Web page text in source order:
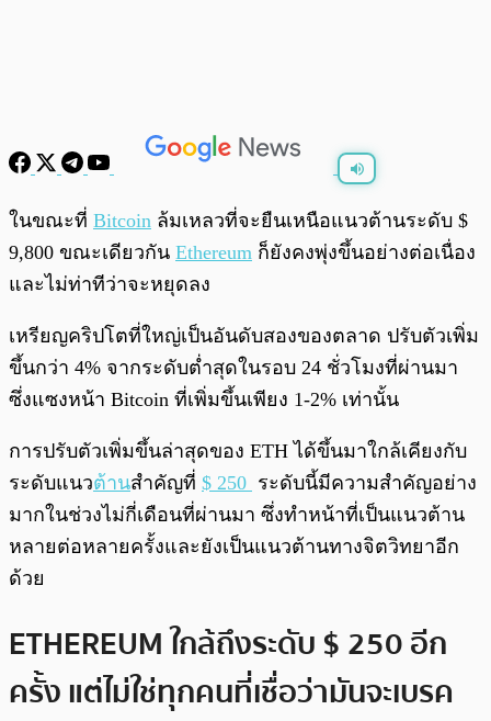
พร้อมเล่น 0:00 0:00
ในขณะที่ Bitcoin ล้มเหลวที่จะยืนเหนือแนวต้านระดับ $
9,800 ขณะเดียวกัน Ethereum ก็ยังคงพุ่งขึ้นอย่างต่อเนื่อง
และไม่ท่าทีว่าจะหยุดลง
เหรียญคริปโตที่ใหญ่เป็นอันดับสองของตลาด ปรับตัวเพิ่ม
ขึ้นกว่า 4% จากระดับต่ำสุดในรอบ 24 ชั่วโมงที่ผ่านมา
ซึ่งแซงหน้า Bitcoin ที่เพิ่มขึ้นเพียง 1-2% เท่านั้น
การปรับตัวเพิ่มขึ้นล่าสุดของ ETH ได้ขึ้นมาใกล้เคียงกับ
ระดับแนวต้านสำคัญที่ $ 250 ระดับนี้มีความสำคัญอย่าง
มากในช่วงไม่กี่เดือนที่ผ่านมา ซึ่งทำหน้าที่เป็นแนวต้าน
หลายต่อหลายครั้งและยังเป็นแนวต้านทางจิตวิทยาอีก
ด้วย
ETHEREUM ใกล้ถึงระดับ $ 250 อีก
ครั้ง แต่ไม่ใช่ทุกคนที่เชื่อว่ามันจะเบรค